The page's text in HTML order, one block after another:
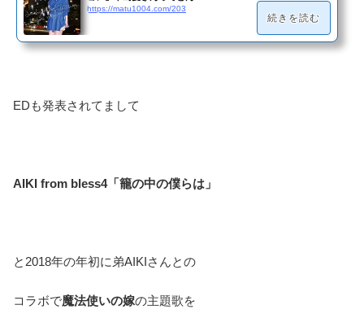
https://matu1004.com/203
続きを読む
EDも発表されてまして
AIKI from bless4「籠の中の僕らは」
と2018年の年初に弟AIKIさんとの
コラボで魔法使いの嫁の主題歌を